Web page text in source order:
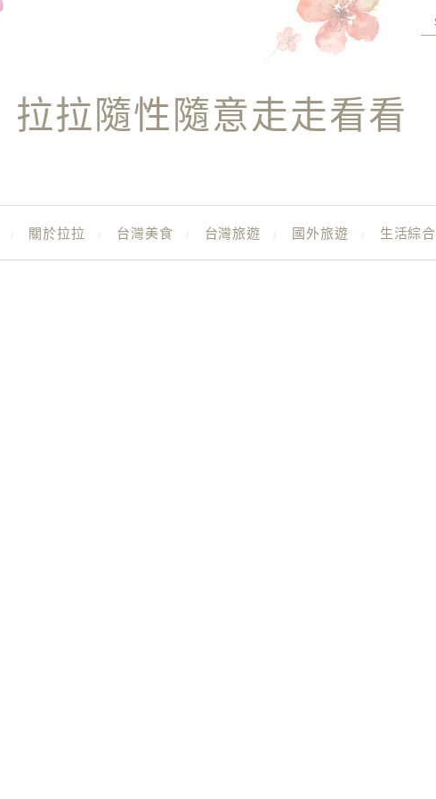
拉拉隨性隨意走走看看
關於拉拉 台灣美食 台灣旅遊 國外旅遊 生活綜合